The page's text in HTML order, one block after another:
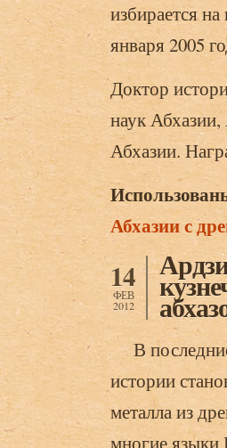
избирается
января 2005
Доктор
наук
Абхазии.
Абхазии с
14
ФЕВ
2012
В
истории
металла из
многие языки